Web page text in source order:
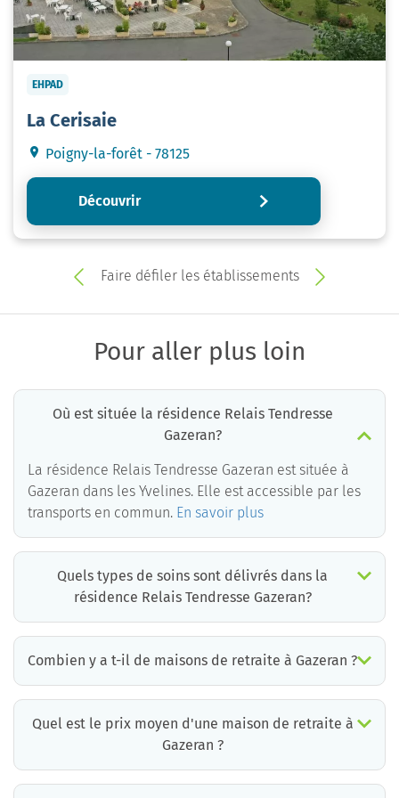
EHPAD
La Cerisaie
Poigny-la-forêt - 78125
Découvrir
Faire défiler les établissements
Pour aller plus loin
Où est située la résidence Relais Tendresse
Gazeran?
La résidence Relais Tendresse Gazeran est située à
Gazeran dans les Yvelines. Elle est accessible par les
transports en commun. En savoir plus
Quels types de soins sont délivrés dans la
résidence Relais Tendresse Gazeran?
Combien y a t-il de maisons de retraite à Gazeran ?
Quel est le prix moyen d'une maison de retraite à
Gazeran ?